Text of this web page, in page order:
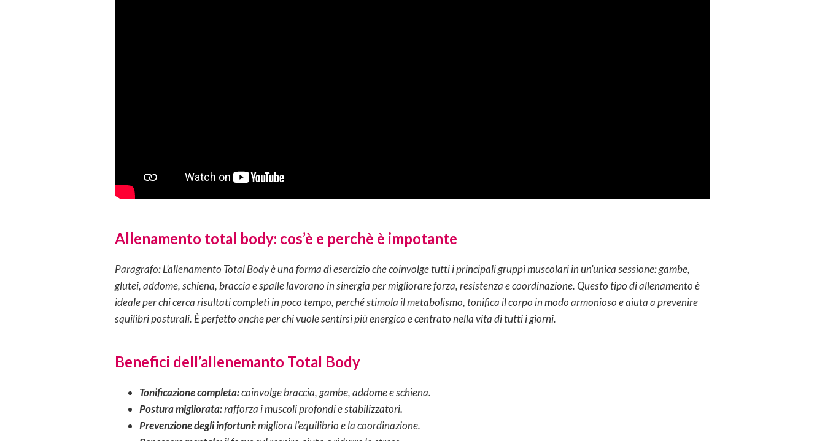
Allenamento total body: cos’è e perchè è impotante
Paragrafo: L’allenamento Total Body è una forma di esercizio che coinvolge tutti i principali gruppi muscolari in un’unica sessione: gambe,
glutei, addome, schiena, braccia e spalle lavorano in sinergia per migliorare forza, resistenza e coordinazione. Questo tipo di allenamento è
ideale per chi cerca risultati completi in poco tempo, perché stimola il metabolismo, tonifica il corpo in modo armonioso e aiuta a prevenire
squilibri posturali. È perfetto anche per chi vuole sentirsi più energico e centrato nella vita di tutti i giorni.
Benefici dell’allenemanto Total Body
Tonificazione completa:coinvolge braccia, gambe, addome e schiena.
Postura migliorata:rafforza i muscoli profondi e stabilizzatori.
Prevenzione degli infortuni:migliora l’equilibrio e la coordinazione.